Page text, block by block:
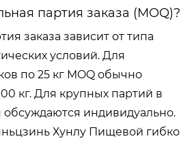
партия заказа (MOQ)?
заказа зависит от типа
условий. Для
по 25 кг MOQ обычно
кг. Для крупных партий в
обсуждаются индивидуально.
Хунлу Пищевой гибко